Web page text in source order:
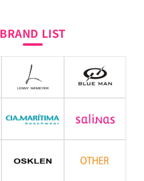
BRAND LIST